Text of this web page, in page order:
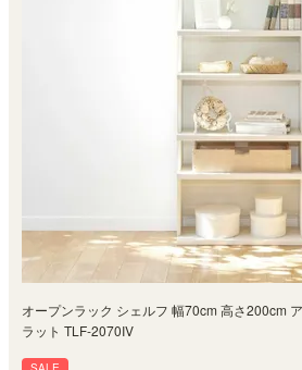
オープンラック シェルフ 幅70cm 高さ200cm
ラット TLF-2070IV